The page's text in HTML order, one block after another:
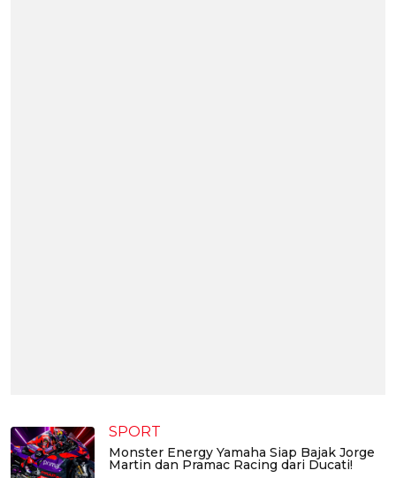
SPORT
Monster Energy Yamaha Siap Bajak Jorge
Martin dan Pramac Racing dari Ducati!